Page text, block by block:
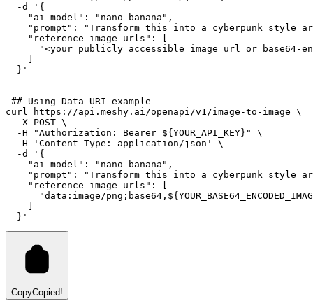
-d
'{
    "ai_model": "nano-banana",
"prompt": "Transform this into a cyberpunk style
    "reference_image_urls": [
"<your publicly accessible image url or base64-
  }'
## Using Data URI example
curl
https://api.meshy.ai/openapi/v1/image-to-image \
-X POST \
-H
"Authorization: Bearer ${YOUR_API_KEY}"
\
-H
'Content-Type: application/json'
\
-d
'{
    "ai_model": "nano-banana",
"prompt": "Transform this into a cyberpunk style
    "reference_image_urls": [
"data:image/
  }'
CopyCopied!